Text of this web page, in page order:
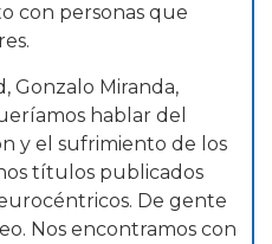
con personas que
Gonzalo Miranda,
hablar del
y el sufrimiento de los
títulos publicados
De gente
Nos encontramos con